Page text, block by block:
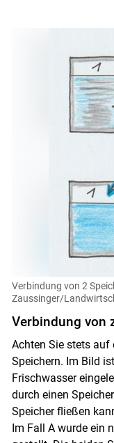
Verbindung von 2
Zaussinger/
Verbindung von
Achten Sie stets auf
Speichern. Im Bild
Frischwasser
durch einen
Speicher fließen
Im Fall A wurde ein